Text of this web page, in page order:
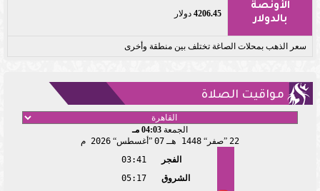
الأونصة
بالدولار
4206.45 دولار
سعر الذهب بمحلات الصاغة تختلف بين منطقة وأخرى
مواقيت الصلاة
الجمعة 04:03 مـ
22 صفر 1448 هـ 07 أغسطس 2026 م
الفجر
03:41
الشروق
05:17